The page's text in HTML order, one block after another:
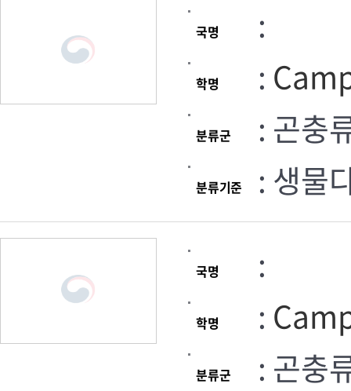
국명 :
학명 :
분류군 : 곤충
분류기준 : 생물
국명 :
학명 :
분류군 : 곤충